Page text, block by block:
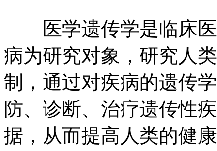
医学遗传学是临床
病为研究对象，研究人
制，通过对疾病的遗传
防、诊断、治疗遗传性
据，从而提高人类的健